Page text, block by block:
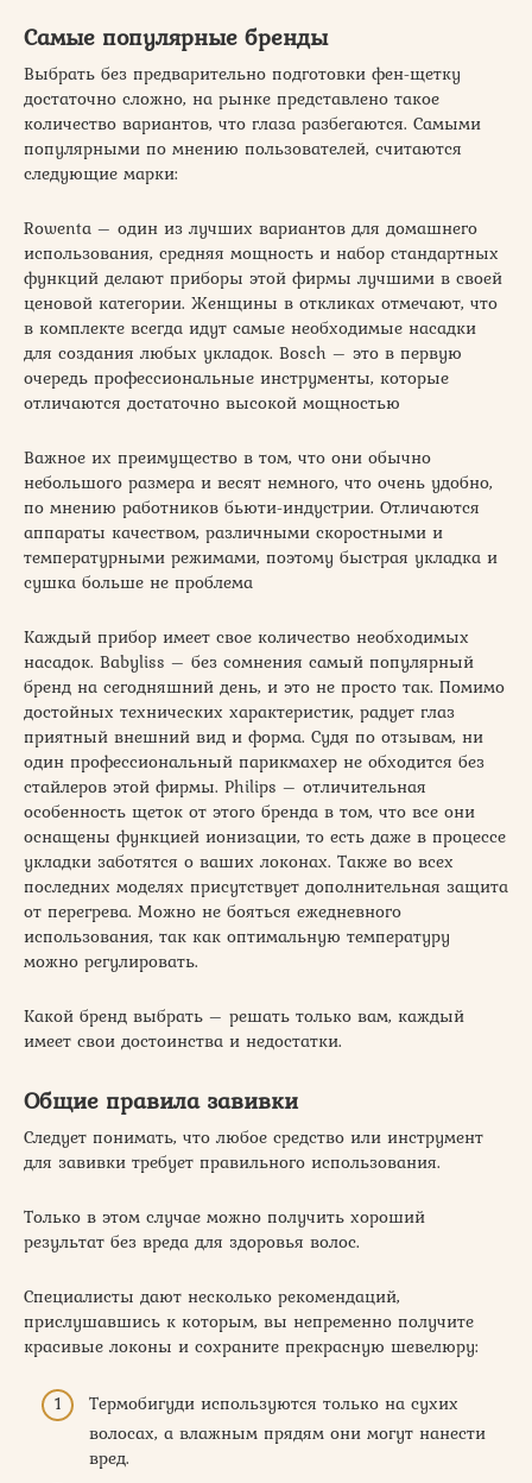
Самые популярные бренды
Выбрать без предварительно подготовки фен-щетку
достаточно сложно, на рынке представлено такое
количество вариантов, что глаза разбегаются. Самыми
популярными по мнению пользователей, считаются
следующие марки:
Rowenta – один из лучших вариантов для домашнего
использования, средняя мощность и набор стандартных
функций делают приборы этой фирмы лучшими в своей
ценовой категории. Женщины в откликах отмечают, что
в комплекте всегда идут самые необходимые насадки
для создания любых укладок. Bosch – это в первую
очередь профессиональные инструменты, которые
отличаются достаточно высокой мощностью
Важное их преимущество в том, что они обычно
небольшого размера и весят немного, что очень удобно,
по мнению работников бьюти-индустрии. Отличаются
аппараты качеством, различными скоростными и
температурными режимами, поэтому быстрая укладка и
сушка больше не проблема
Каждый прибор имеет свое количество необходимых
насадок. Babyliss – без сомнения самый популярный
бренд на сегодняшний день, и это не просто так. Помимо
достойных технических характеристик, радует глаз
приятный внешний вид и форма. Судя по отзывам, ни
один профессиональный парикмахер не обходится без
стайлеров этой фирмы. Philips – отличительная
особенность щеток от этого бренда в том, что все они
оснащены функцией ионизации, то есть даже в процессе
укладки заботятся о ваших локонах. Также во всех
последних моделях присутствует дополнительная защита
от перегрева. Можно не бояться ежедневного
использования, так как оптимальную температуру
можно регулировать.
Какой бренд выбрать – решать только вам, каждый
имеет свои достоинства и недостатки.
Общие правила завивки
Следует понимать, что любое средство или инструмент
для завивки требует правильного использования.
Только в этом случае можно получить хороший
результат без вреда для здоровья волос.
Специалисты дают несколько рекомендаций,
прислушавшись к которым, вы непременно получите
красивые локоны и сохраните прекрасную шевелюру:
Термобигуди используются только на сухих
волосах, а влажным прядям они могут нанести
вред.